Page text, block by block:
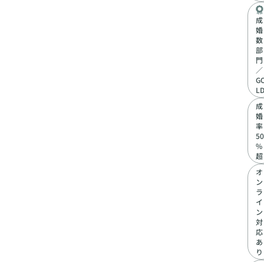
成
婚
数
部
門
／
LD
成
婚
率
50
%
超
オ
ン
ラ
イ
ン
対
応
あ
り